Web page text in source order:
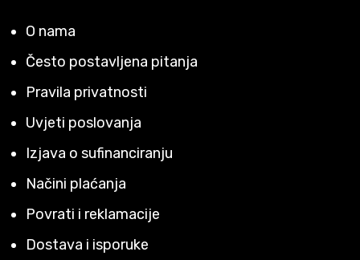
O nama
Često postavljena pitanja
Pravila privatnosti
Uvjeti poslovanja
Izjava o sufinanciranju
Načini plaćanja
Povrati i reklamacije
Dostava i isporuke